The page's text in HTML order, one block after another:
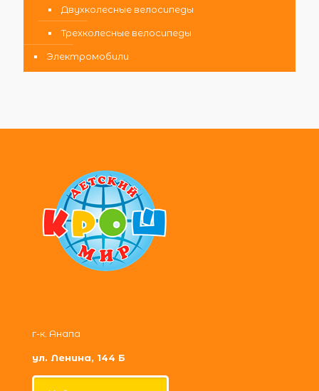
Двухколесные велосипеды
Трехколесные велосипеды
Электромобили
г-к. Анапа
ул. Ленина, 144 Б